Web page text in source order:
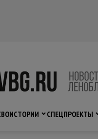
ИСТОРИИ СПЕЦПРОЕКТЫ